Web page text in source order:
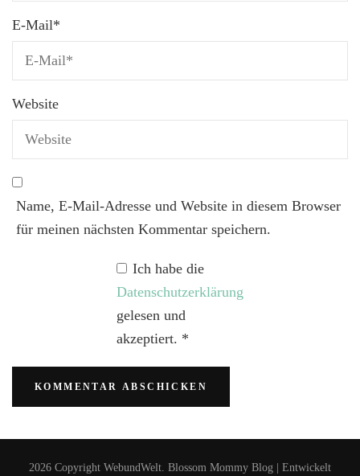
E-Mail*
Website
Name, E-Mail-Adresse und Website in diesem Browser
für meinen nächsten Kommentar speichern.
Ich habe die
Datenschutzerklärung
gelesen und
akzeptiert. *
2026 Copyright WebundWelt Blossom Mommy Blog | Entwickelt